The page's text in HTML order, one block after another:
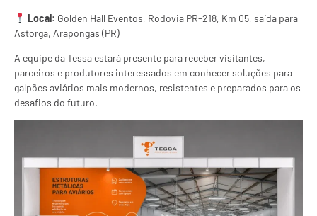
Local: Golden Hall Eventos, Rodovia PR-218, Km 05, saída para
Astorga, Arapongas (PR)
A equipe da Tessa estará presente para receber visitantes,
parceiros e produtores interessados em conhecer soluções para
galpões aviários mais modernos, resistentes e preparados para os
desafios do futuro.